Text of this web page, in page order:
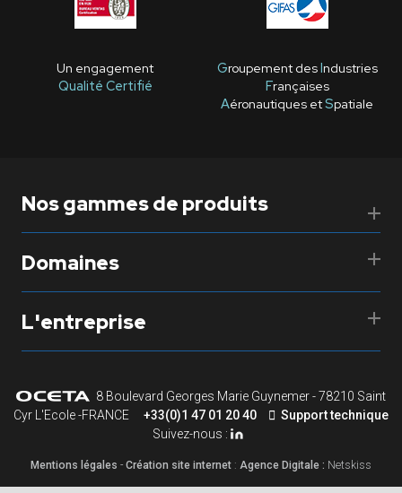
Un engagement
Qualité Certifié
Groupement desIndustries
Françaises
Aéronautiques etSpatiale
Nos gammes de produits
Domaines
L'entreprise
8 Boulevard Georges Marie Guynemer - 78210 Saint
Cyr L'Ecole -FRANCE
+33(0)1 47 01 20 40
Support technique
Suivez-nous :
Mentions légales - Création site internet : Agence Digitale : Netskiss